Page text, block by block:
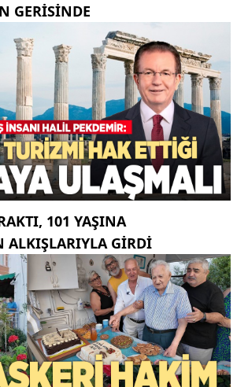
GERISINDE
101 YAŞINA
ALKIŞLARIYLA GIRDI